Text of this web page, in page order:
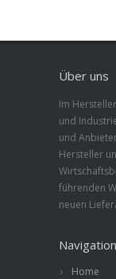
Über uns
Im
und
und
Hersteller
führenden
neuen
Navigation
Home